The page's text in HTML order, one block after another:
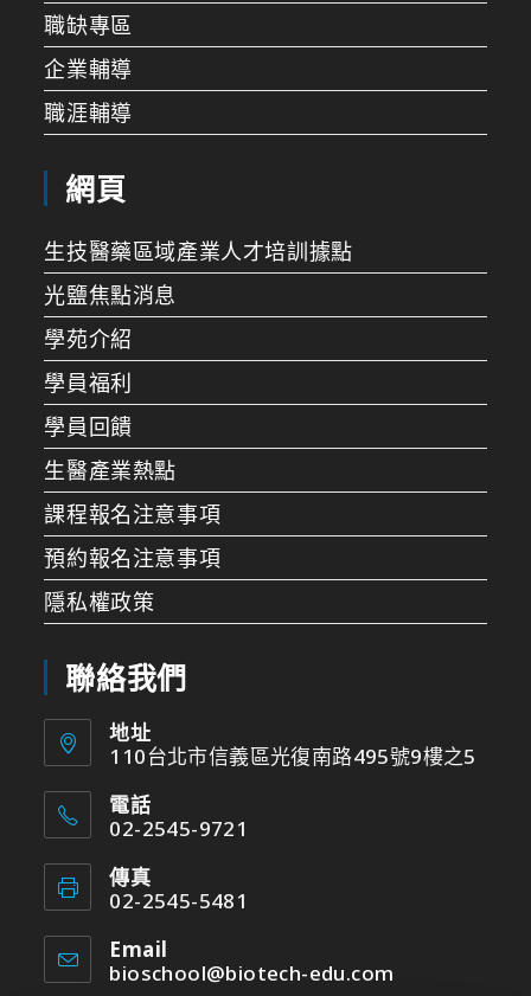
職缺專區
企業輔導
職涯輔導
網頁
生技醫藥區域產業人才培訓據點
光鹽焦點消息
學苑介紹
學員福利
學員回饋
生醫產業熱點
課程報名注意事項
預約報名注意事項
隱私權政策
聯絡我們
地址
110台北市信義區光復南路495號9樓之5
電話
02-2545-9721
傳真
02-2545-5481
Email
bioschool@biotech-edu.com